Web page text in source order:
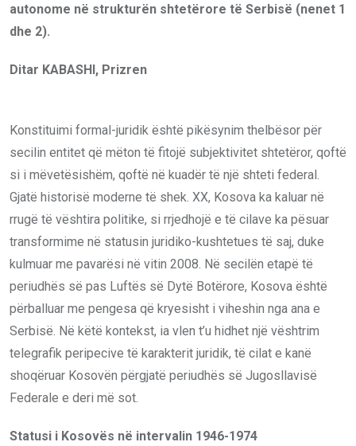
autonome në strukturën shtetërore të Serbisë (nenet 1
dhe 2).
Ditar KABASHI, Prizren
Konstituimi formal-juridik është pikësynim thelbësor për
secilin entitet që mëton të fitojë subjektivitet shtetëror, qoftë
si i mëvetësishëm, qoftë në kuadër të një shteti federal.
Gjatë historisë moderne të shek. XX, Kosova ka kaluar në
rrugë të vështira politike, si rrjedhojë e të cilave ka pësuar
transformime në statusin juridiko-kushtetues të saj, duke
kulmuar me pavarësi në vitin 2008. Në secilën etapë të
periudhës së pas Luftës së Dytë Botërore, Kosova është
përballuar me pengesa që kryesisht i viheshin nga ana e
Serbisë. Në këtë kontekst, ia vlen t’u hidhet një vështrim
telegrafik peripecive të karakterit juridik, të cilat e kanë
shoqëruar Kosovën përgjatë periudhës së Jugosllavisë
Federale e deri më sot.
Statusi i Kosovës në intervalin 1946-1974